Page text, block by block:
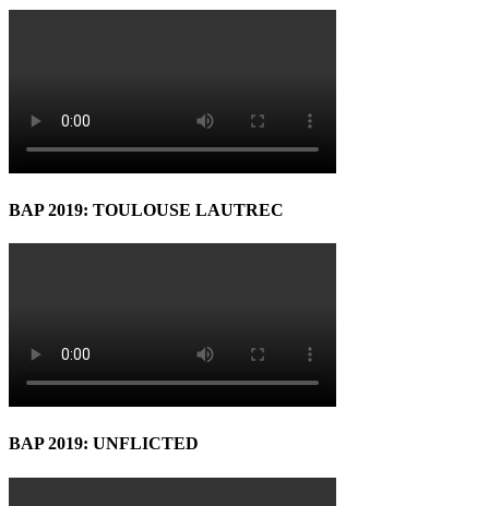
BAP 2019: TOULOUSE LAUTREC
BAP 2019: UNFLICTED